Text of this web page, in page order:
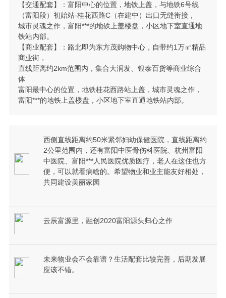
【交通配套】：富阳中心的位置，地铁上盖，与地铁6号线
（富阳段）初始站-桂花西路C（在建中）出口无缝衔接，
城市灵魂之作，富阳***的地铁上盖楼盘，小区地下室直通地
铁站内部。
【商业配套】：路北即为东方茂购物中心，自带约1万㎡精品
商业街，
直线距离约2km范围内，集合大润发、银泰百货等商业综合
体
富阳最中心的位置，地铁桂花西路站上盖，城市灵魂之作，
富阳***的地铁上盖楼盘，小区地下室直通地铁站内部。
西侧直线距离约50米紧邻妇幼保健医院，直线距离约
2公里范围内，还有富阳中医骨伤科医院、杭州富阳
中医院、富阳***人民医院优质医疗，老人在这住也方
便，可以就看病啥的。希望物业和业主能友好相处，
共同建设美丽家园
云辰富源里，融创2020富阳源头归心之作
未来物业会不会靠谱？生活配套比较完善，后期发展
应该不错。